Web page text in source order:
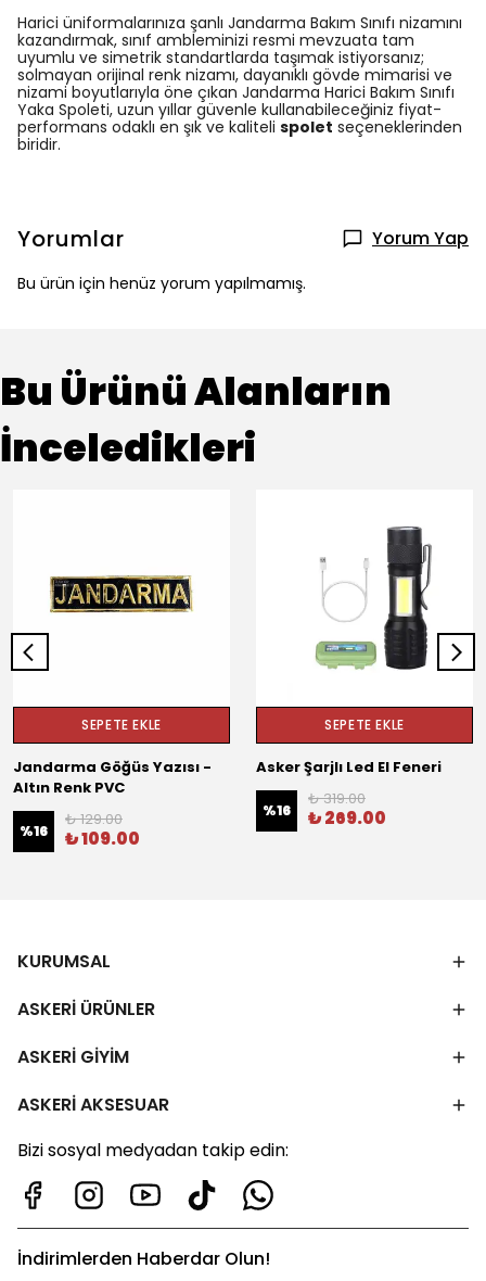
Harici üniformalarınıza şanlı Jandarma Bakım Sınıfı nizamını
kazandırmak, sınıf ambleminizi resmi mevzuata tam
uyumlu ve simetrik standartlarda taşımak istiyorsanız;
solmayan orijinal renk nizamı, dayanıklı gövde mimarisi ve
nizami boyutlarıyla öne çıkan Jandarma Harici Bakım Sınıfı
Yaka Spoleti, uzun yıllar güvenle kullanabileceğiniz fiyat-
performans odaklı en şık ve kaliteli spolet seçeneklerinden
biridir.
Yorumlar Yorum Yap
Bu ürün için henüz yorum yapılmamış.
Bu Ürünü Alanların
İnceledikleri
SEPETE EKLE
Jandarma Göğüs Yazısı -
Altın Renk PVC
%16
₺ 129.00
₺ 109.00
SEPETE EKLE
Asker Şarjlı Led El Feneri
%16
₺ 319.00
₺ 269.00
KURUMSAL
ASKERİ ÜRÜNLER
ASKERİ GİYİM
ASKERİ AKSESUAR
Bizi sosyal medyadan takip edin:
İndirimlerden Haberdar Olun!